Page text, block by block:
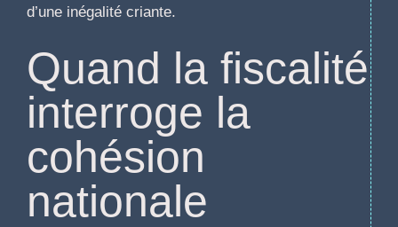
d’une inégalité criante.
Quand la fiscalité
interroge la
cohésion
nationale